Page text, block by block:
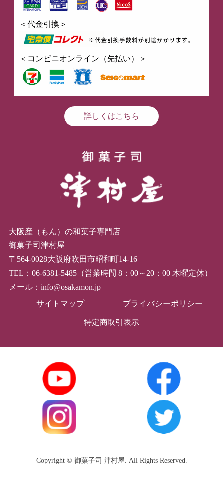
＜代金引換＞
＜コンビニオンライン（先払い）＞
詳しくはこちら
大阪産（もん）の和菓子専門店
御菓子司津村屋
〒564-0028大阪府吹田市昭和町14-16
TEL：06-6381-5485（営業時間 8：00～20：00 木曜定休）
メール：info@osakamon.jp
サイトマップ
プライバシーポリシー
特定商取引表示
Copyright © 御菓子司 津村屋. All Rights Reserved.